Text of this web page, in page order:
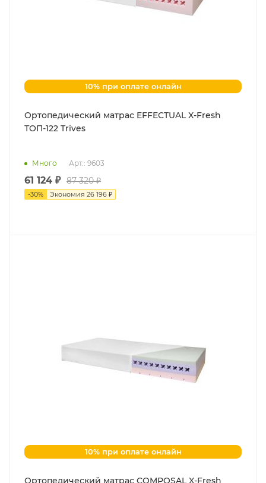
10% при оплате онлайн
Ортопедический матрас EFFECTUAL X-Fresh
ТОП-122 Trives
Много Арт.: 9603
61 124 ₽ 87 320 ₽
-30% Экономия 26 196 ₽
10% при оплате онлайн
Ортопедический матрас COMPOSAL X-Fresh